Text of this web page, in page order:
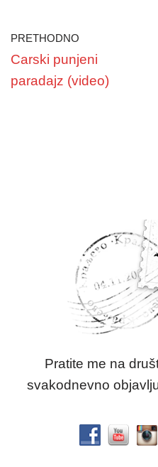
PRETHODNO
Carski punjeni
paradajz (video)
Pratite me na
svakodnevno